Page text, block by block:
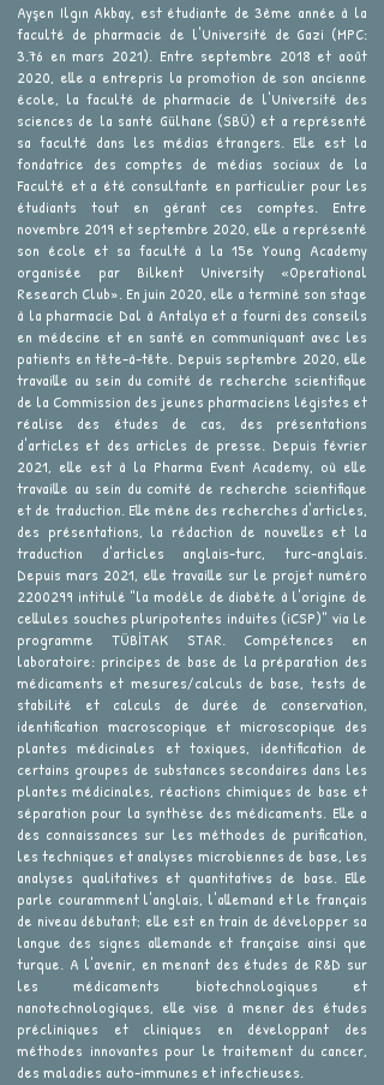
Ayşen Ilgın Akbay, est étudiante de 3ème année à la
faculté de pharmacie de l'Université de Gazi (MPC:
3.76 en mars 2021). Entre septembre 2018 et août
2020, elle a entrepris la promotion de son ancienne
école, la faculté de pharmacie de l'Université des
sciences de la santé Gülhane (SBÜ) et a représenté
sa faculté dans les médias étrangers. Elle est la
fondatrice des comptes de médias sociaux de la
Faculté et a été consultante en particulier pour les
étudiants tout en gérant ces comptes. Entre
novembre 2019 et septembre 2020, elle a représenté
son école et sa faculté à la 15e Young Academy
organisée par Bilkent University «Operational
Research Club». En juin 2020, elle a terminé son stage
à la pharmacie Dal à Antalya et a fourni des conseils
en médecine et en santé en communiquant avec les
patients en tête-à-tête. Depuis septembre 2020, elle
travaille au sein du comité de recherche scientifique
de la Commission des jeunes pharmaciens légistes et
réalise des études de cas, des présentations
d'articles et des articles de presse. Depuis février
2021, elle est à la Pharma Event Academy, où elle
travaille au sein du comité de recherche scientifique
et de traduction. Elle mène des recherches d'articles,
des présentations, la rédaction de nouvelles et la
traduction d'articles anglais-turc, turc-anglais.
Depuis mars 2021, elle travaille sur le projet numéro
2200299 intitulé "la modèle de diabète à l'origine de
cellules souches pluripotentes induites (iCSP)" via le
programme TÜBİTAK STAR. Compétences en
laboratoire: principes de base de la préparation des
médicaments et mesures/calculs de base, tests de
stabilité et calculs de durée de conservation,
identification macroscopique et microscopique des
plantes médicinales et toxiques, identification de
certains groupes de substances secondaires dans les
plantes médicinales, réactions chimiques de base et
séparation pour la synthèse des médicaments. Elle a
des connaissances sur les méthodes de purification,
les techniques et analyses microbiennes de base, les
analyses qualitatives et quantitatives de base. Elle
parle couramment l'anglais, l'allemand et le français
de niveau débutant; elle est en train de développer sa
langue des signes allemande et française ainsi que
turque. A l'avenir, en menant des études de R&D sur
les médicaments biotechnologiques et
nanotechnologiques, elle vise à mener des études
précliniques et cliniques en développant des
méthodes innovantes pour le traitement du cancer,
des maladies auto-immunes et infectieuses.